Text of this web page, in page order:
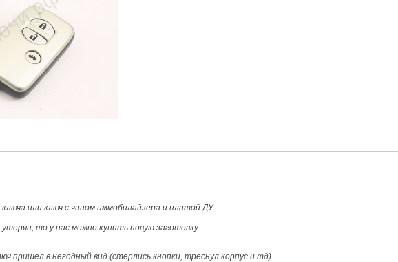
или ключ с чипом иммобилайзера и платой ДУ:
то у нас можно купить новую заготовку
пришел в негодный вид (стерлись кнопки, треснул корпус и тд)